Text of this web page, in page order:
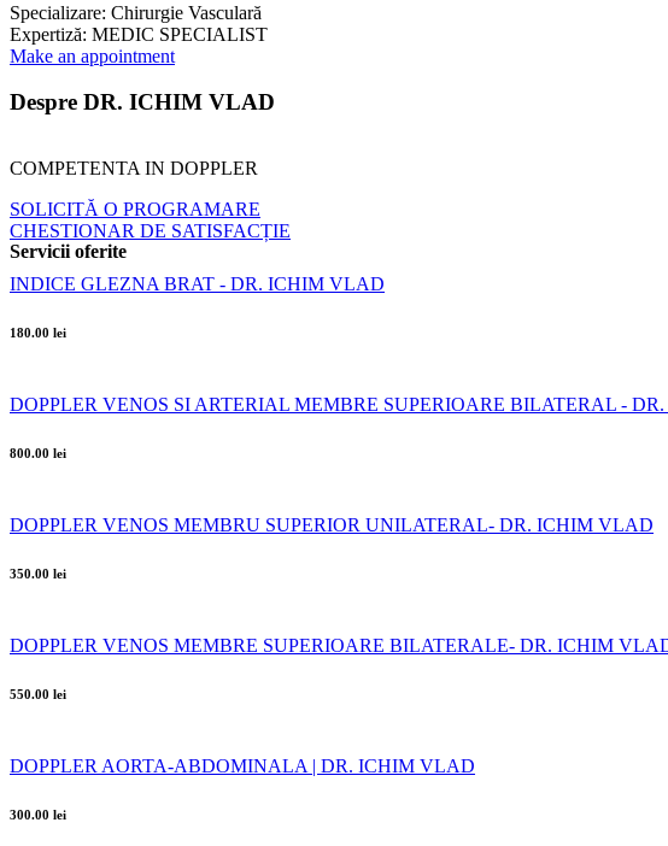
Specializare: Chirurgie Vasculară
Expertiză: MEDIC SPECIALIST
Make an appointment
Despre DR. ICHIM VLAD
COMPETENTA IN DOPPLER
SOLICITĂ O PROGRAMARE
CHESTIONAR DE SATISFACȚIE
Servicii oferite
INDICE GLEZNA BRAT - DR. ICHIM VLAD
180.00 lei
DOPPLER VENOS SI ARTERIAL MEMBRE SUPERIOARE BILATERAL -
800.00 lei
DOPPLER VENOS MEMBRU SUPERIOR UNILATERAL- DR. ICHIM VLAD
350.00 lei
DOPPLER VENOS MEMBRE SUPERIOARE BILATERALE- DR. ICHIM
550.00 lei
DOPPLER AORTA-ABDOMINALA | DR. ICHIM VLAD
300.00 lei